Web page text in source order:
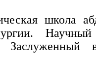
школа
Научный